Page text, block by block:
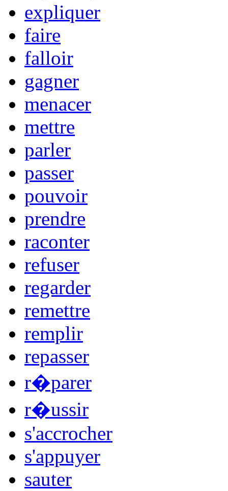
expliquer
faire
falloir
gagner
menacer
mettre
parler
passer
pouvoir
prendre
raconter
refuser
regarder
remettre
remplir
repasser
r�parer
r�ussir
s'accrocher
s'appuyer
sauter